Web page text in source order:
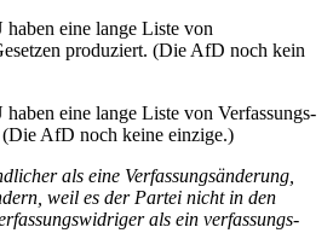
eine lange Liste von
produziert. (Die AfD noch kein
eine lange Liste von Verfassungs­
(Die AfD noch keine einzige.)
als eine Verfassungs­änderung,
weil es der Partei nicht in den
als ein verfassungs­